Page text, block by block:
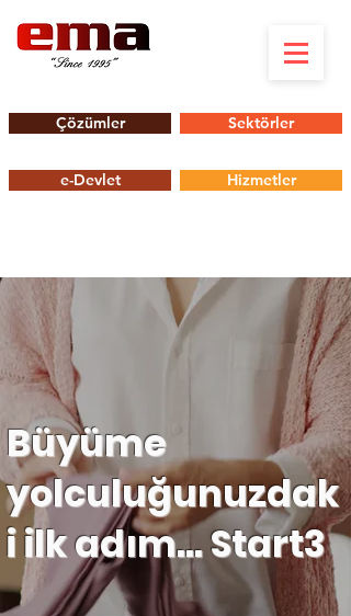
Çözümler Sektörler
e-Devlet Hizmetler
Büyüme
yolculuğunuzdak
i ilk adım... Start3